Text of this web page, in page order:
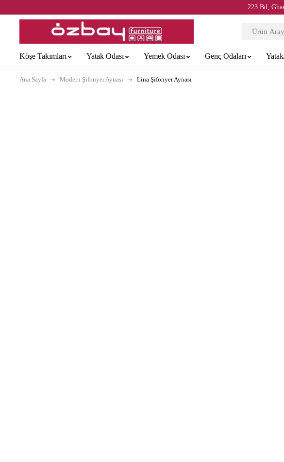
223 Bd,
Köşe Takımları Yatak Odası Yemek Odası Genç Odaları
Ana Sayfa Modern Şifonyer Aynası Lina Şifonyer Aynası